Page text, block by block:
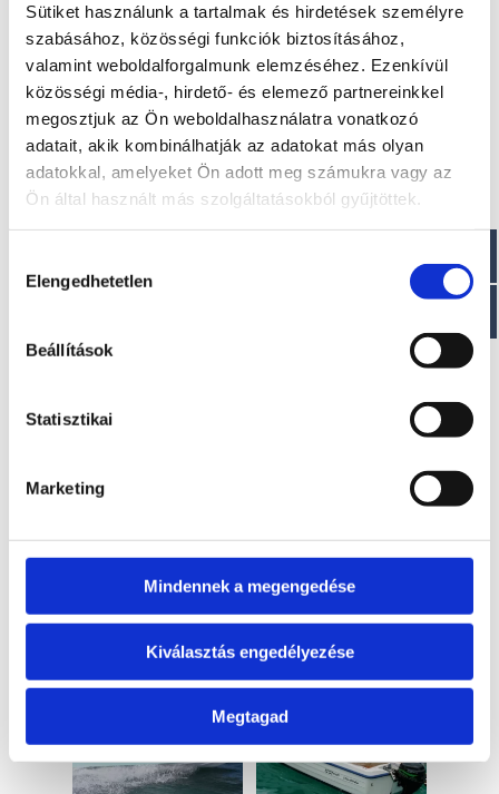
Sütiket használunk a tartalmak és hirdetések személyre
szabásához, közösségi funkciók biztosításához,
valamint weboldalforgalmunk elemzéséhez. Ezenkívül
közösségi média-, hirdető- és elemező partnereinkkel
megosztjuk az Ön weboldalhasználatra vonatkozó
adatait, akik kombinálhatják az adatokat más olyan
adatokkal, amelyeket Ön adott meg számukra vagy az
Ön által használt más szolgáltatásokból gyűjtöttek.
kiválasztása
Elengedhetetlen
Beállítások
Statisztikai
Marketing
Mindennek a megengedése
Kiválasztás engedélyezése
Megtagad
Tömeg : ~ 900 kg
Ágyak száma: 2
Szélesség: 2,40 m
Paraméterek
Üzemanyagtartály: 55 l
Merülési magasság: 0,60 m
CE jóváhagyás: C
EZ IS ÉRDEKELHET